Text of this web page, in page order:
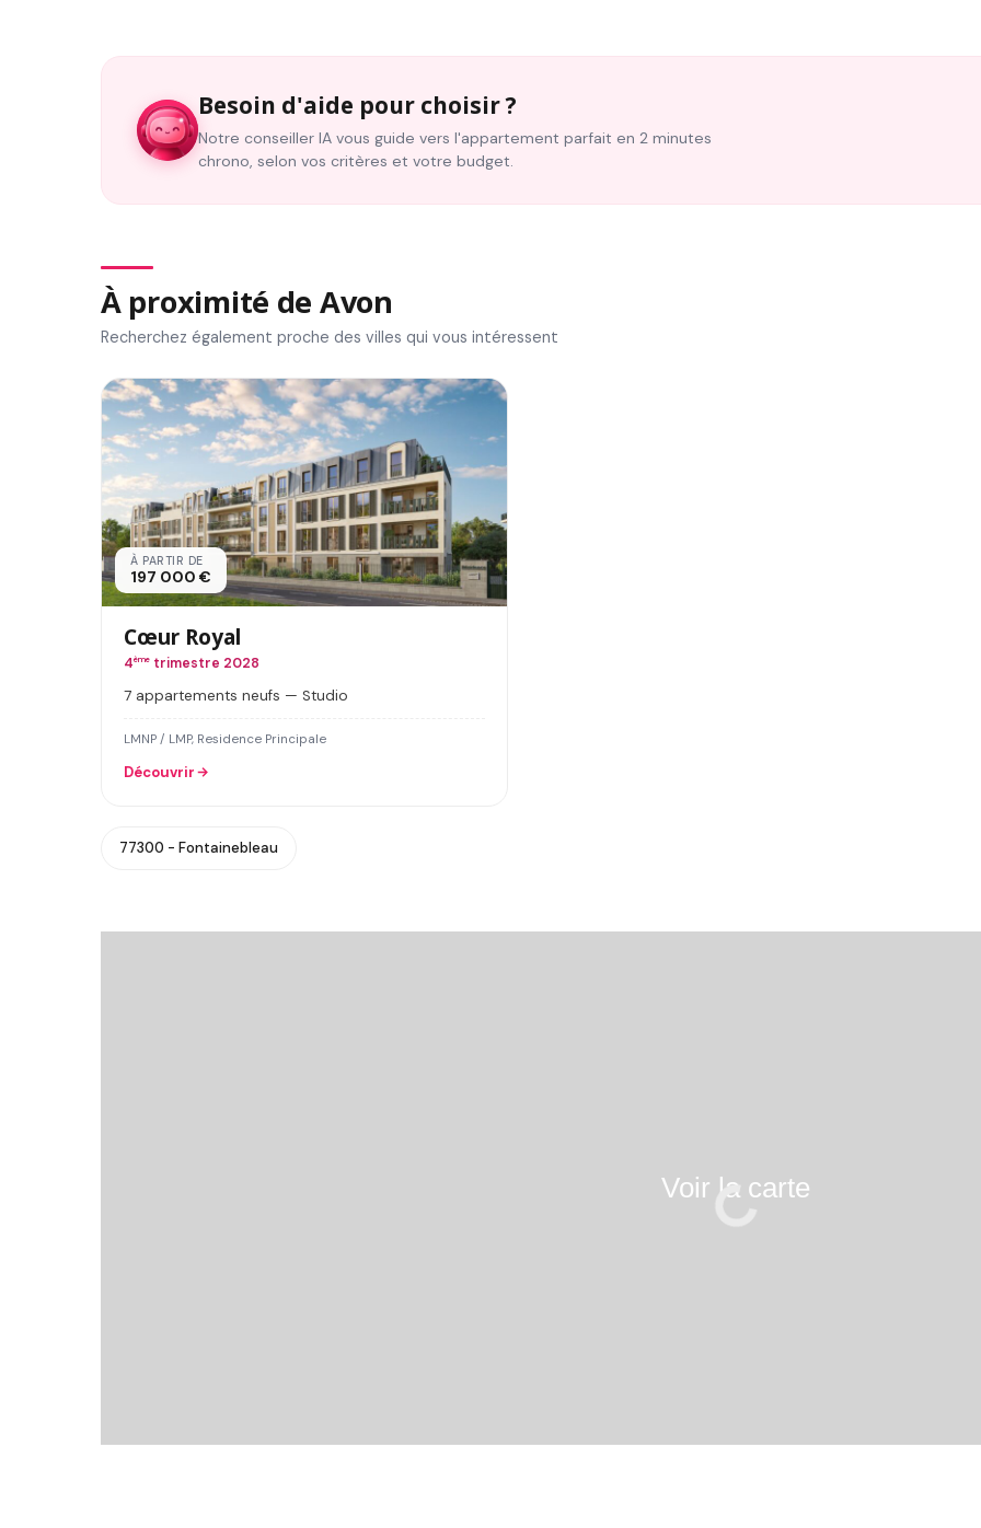
Besoin d'aide pour choisir ?
Notre conseiller IA vous guide vers l'appartement parfait en 2 minutes
chrono, selon vos critères et votre budget.
À proximité de Avon
Recherchez également proche des villes qui vous intéressent
À PARTIR DE
197 000 €
Cœur Royal
4ème trimestre 2028
7 appartements neufs — Studio
LMNP / LMP, Residence Principale
Découvrir
77300 - Fontainebleau
Voir la carte